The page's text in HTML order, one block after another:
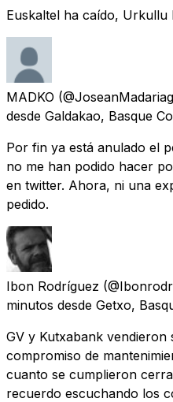
Euskaltel ha caído,
MADKO
desde Galdakao, Basque
Por fin ya está anulado el
no me han podido hacer
en twitter. Ahora, ni una
pedido.
Ibon Rodríguez
minutos desde Getxo,
GV y Kutxabank
compromiso de
cuanto se cumplieron
recuerdo escuchando los